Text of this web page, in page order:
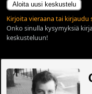
Aloita uusi keskustelu
Kirjoita vieraana tai kirjaudu
Onko sinulla kysymyksiä
keskusteluun!